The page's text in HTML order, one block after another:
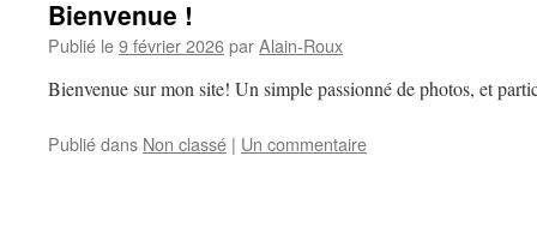
Bienvenue !
Publié le9 février 2026parAlain-Roux
Bienvenue sur mon site! Un simple passionné de photos, et
Publié dans Non classé | Un commentaire